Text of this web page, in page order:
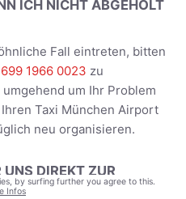
ICH NICHT ABGEHOLT
Fall eintreten, bitten
1966 0023 zu
um Ihr Problem
Taxi München Airport
neu organisieren.
UNS DIREKT ZUR
by surfing further you agree to this.
Infos